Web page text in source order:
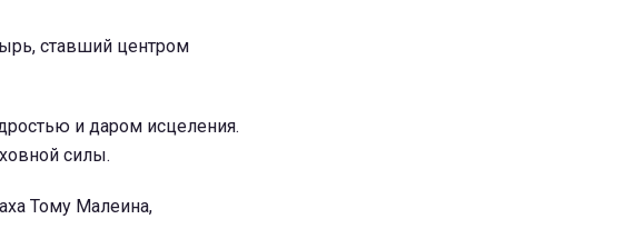
ставший центром
и даром исцеления.
силы.
Тому Малеина,